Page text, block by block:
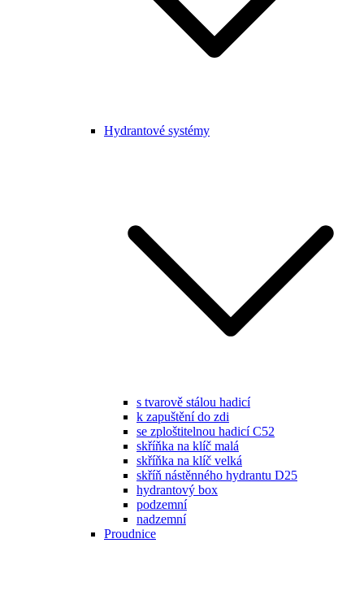
Hydrantové systémy
s tvarově stálou hadicí
k zapuštění do zdi
se zploštitelnou hadicí C52
skříňka na klíč malá
skříňka na klíč velká
skříň nástěnného hydrantu D25
hydrantový box
podzemní
nadzemní
Proudnice